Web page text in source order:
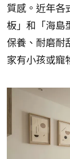
質感。近年各
板」和「海島
保養、耐磨耐
家有小孩或寵